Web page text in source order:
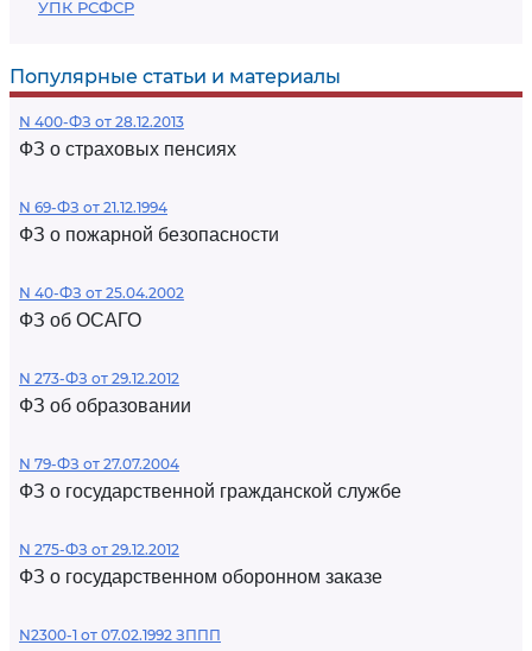
УПК РСФСР
Популярные статьи и материалы
N 400-ФЗ от 28.12.2013
ФЗ о страховых пенсиях
N 69-ФЗ от 21.12.1994
ФЗ о пожарной безопасности
N 40-ФЗ от 25.04.2002
ФЗ об ОСАГО
N 273-ФЗ от 29.12.2012
ФЗ об образовании
N 79-ФЗ от 27.07.2004
ФЗ о государственной гражданской службе
N 275-ФЗ от 29.12.2012
ФЗ о государственном оборонном заказе
N2300-1 от 07.02.1992 ЗППП